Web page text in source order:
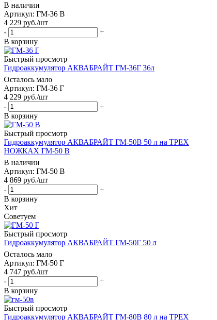
В наличии
Артикул: ГМ-36 В
4 229 руб./шт
-
+
В корзину
Быстрый просмотр
Гидроаккумулятор АКВАБРАЙТ ГМ-36Г 36л
Осталось мало
Артикул: ГМ-36 Г
4 229 руб./шт
-
+
В корзину
Быстрый просмотр
Гидроаккумулятор АКВАБРАЙТ ГМ-50В 50 л на ТРЕХ
НОЖКАХ ГМ-50 В
В наличии
Артикул: ГМ-50 В
4 869 руб./шт
-
+
В корзину
Хит
Советуем
Быстрый просмотр
Гидроаккумулятор АКВАБРАЙТ ГМ-50Г 50 л
Осталось мало
Артикул: ГМ-50 Г
4 747 руб./шт
-
+
В корзину
Быстрый просмотр
Гидроаккумулятор АКВАБРАЙТ ГМ-80В 80 л на ТРЕХ